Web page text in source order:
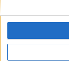
περισσότερα